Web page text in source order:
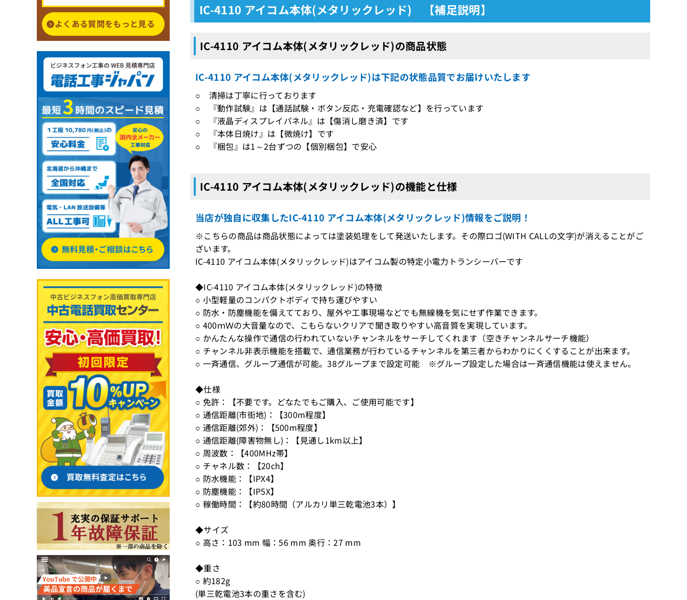
IC-4110 アイコム本体(メタリックレッド) 【補足説明】
IC-4110 アイコム本体(メタリックレッド)の商品状態
IC-4110 アイコム本体(メタリックレッド)は下記の状態品質でお届けいたします
○ 清掃は丁寧に行っております
○ 『動作試験』は【通話試験・ボタン反応・充電確認など】を行っています
○ 『液晶ディスプレイパネル』は【傷消し磨き済】です
○ 『本体日焼け』は【微焼け】です
○ 『梱包』は1～2台ずつの【個別梱包】で安心
IC-4110 アイコム本体(メタリックレッド)の機能と仕様
当店が独自に収集したIC-4110 アイコム本体(メタリックレッド)情報をご説明！
※こちらの商品は商品状態によっては塗装処理をして発送いたします。その際ロゴ(WITH CALLの文字)が消えることがご
ざいます。
IC-4110 アイコム本体(メタリックレッド)はアイコム製の特定小電力トランシーバーです
◆IC-4110 アイコム本体(メタリックレッド)の特徴
○ 小型軽量のコンパクトボディで持ち運びやすい
○ 防水・防塵機能を備えてており、屋外や工事現場などでも無線機を気にせず作業できます。
○ 400ｍＷの大音量なので、こもらないクリアで聞き取りやすい高音質を実現しています。
○ かんたんな操作で通信の行われていないチャンネルをサーチしてくれます（空きチャンネルサーチ機能）
○ チャンネル非表示機能を搭載で、通信業務が行わているチャンネルを第三者からわかりにくくすることが出来ます。
○ 一斉通信、グループ通信が可能。38グループまで設定可能 ※グループ設定した場合は一斉通信機能は使えません。
◆仕様
○ 免許：【不要です。どなたでもご購入、ご使用可能です】
○ 通信距離(市街地)：【300m程度】
○ 通信距離(郊外)：【500m程度】
○ 通信距離(障害物無し)：【見通し1km以上】
○ 周波数：【400MHz帯】
○ チャネル数：【20ch】
○ 防水機能：【IPX4】
○ 防塵機能：【IP5X】
○ 稼働時間：【約80時間（アルカリ単三乾電池3本）】
◆サイズ
○ 高さ：103 mm 幅：56 mm 奥行：27 mm
◆重さ
○ 約182g
(単三乾電池3本の重さを含む)
よくある質問をもっと見る